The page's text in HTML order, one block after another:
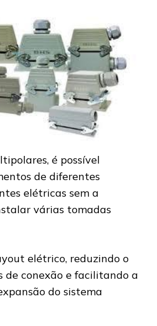
é possível
de diferentes
elétricas sem a
várias tomadas
elétrico, reduzindo o
de conexão e facilitando a
do sistema